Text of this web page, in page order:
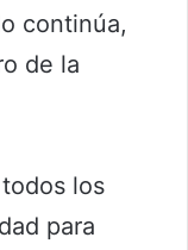
continúa,
de la
los
para